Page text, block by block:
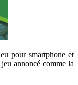
pour smartphone et
annoncé comme la